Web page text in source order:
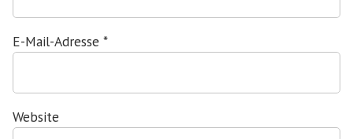
E-Mail-Adresse *
Website